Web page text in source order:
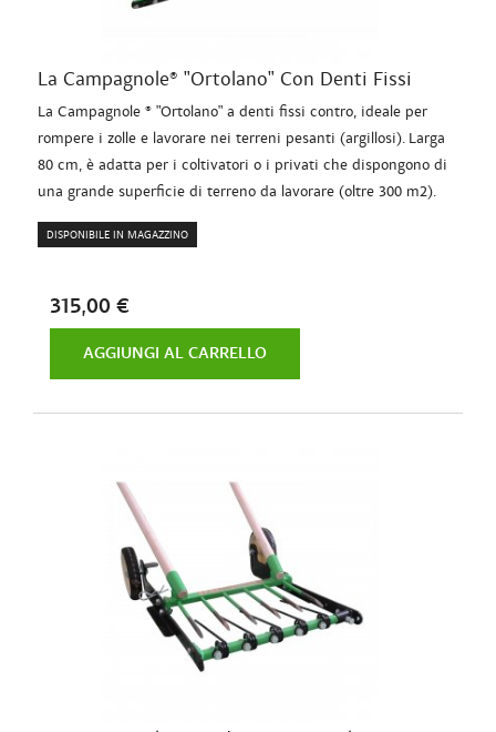
La Campagnole® "Ortolano" Con Denti Fissi
La Campagnole ® "Ortolano" a denti fissi contro, ideale per
rompere i zolle e lavorare nei terreni pesanti (argillosi). Larga
80 cm, è adatta per i coltivatori o i privati che dispongono di
una grande superficie di terreno da lavorare (oltre 300 m2).
DISPONIBILE IN MAGAZZINO
315,00 €
AGGIUNGI AL CARRELLO